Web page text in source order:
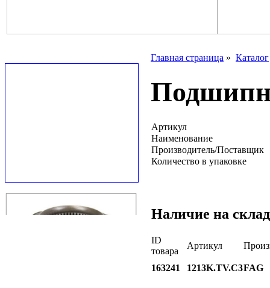
Главная страница » Каталог
Артикул
Наименование
Производитель/Поставщик
Количество в упаковке
Наличие на
ID
товара
Артикул
163241 1213K.TV.C3FAG